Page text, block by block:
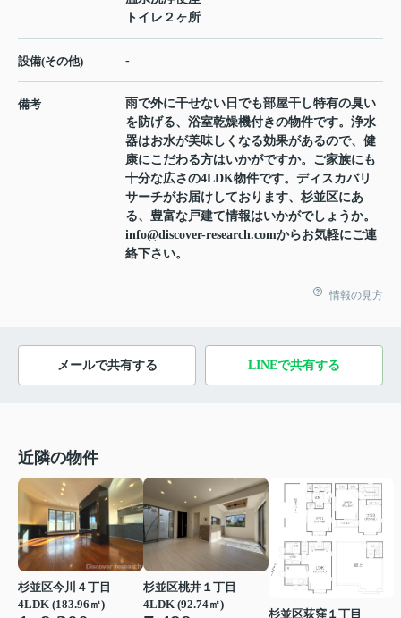
トイレ２ヶ所
設備(その他) -
備考
雨で外に干せない日でも部屋干し特有の臭い
を防げる、浴室乾燥機付きの物件です。浄水
器はお水が美味しくなる効果があるので、健
康にこだわる方はいかがですか。ご家族にも
十分な広さの4LDK物件です。ディスカバリ
サーチがお届けしております、杉並区にあ
る、豊富な戸建て情報はいかがでしょうか。
info@discover-research.comからお気軽にご連
絡下さい。
情報の見方
メールで共有する LINEで共有する
近隣の物件
杉並区今川４丁目
4LDK (183.96㎡)
杉並区桃井１丁目
4LDK (92.74㎡)
杉並区荻窪１丁目